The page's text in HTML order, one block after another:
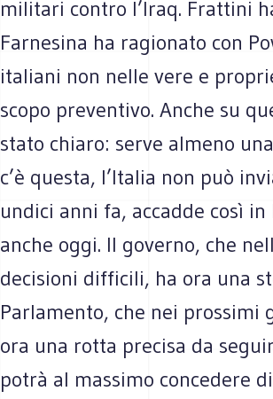
militari contro l’Iraq. Frattini
Farnesina ha ragionato con
italiani non nelle vere e
scopo preventivo. Anche su
stato chiaro: serve almeno
c’è questa, l’Italia non può
undici anni fa, accadde così
anche oggi. Il governo, che
decisioni difficili, ha ora una
Parlamento, che nei prossimi
ora una rotta precisa da
potrà al massimo concedere